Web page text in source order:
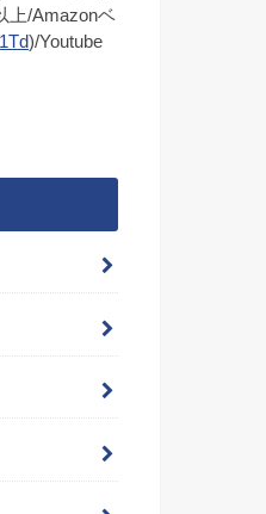
上/Amazonベ
)/Youtube